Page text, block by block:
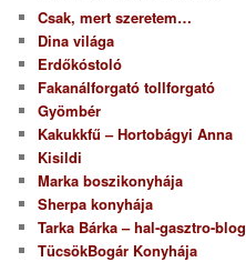
Csak, mert szeretem…
Dina világa
Erdőkóstoló
Fakanálforgató tollforgató
Gyömbér
Kakukkfű – Hortobágyi Anna
Kisildi
Marka boszikonyhája
Sherpa konyhája
Tarka Bárka – hal-gasztro-blog
TücsökBogár Konyhája